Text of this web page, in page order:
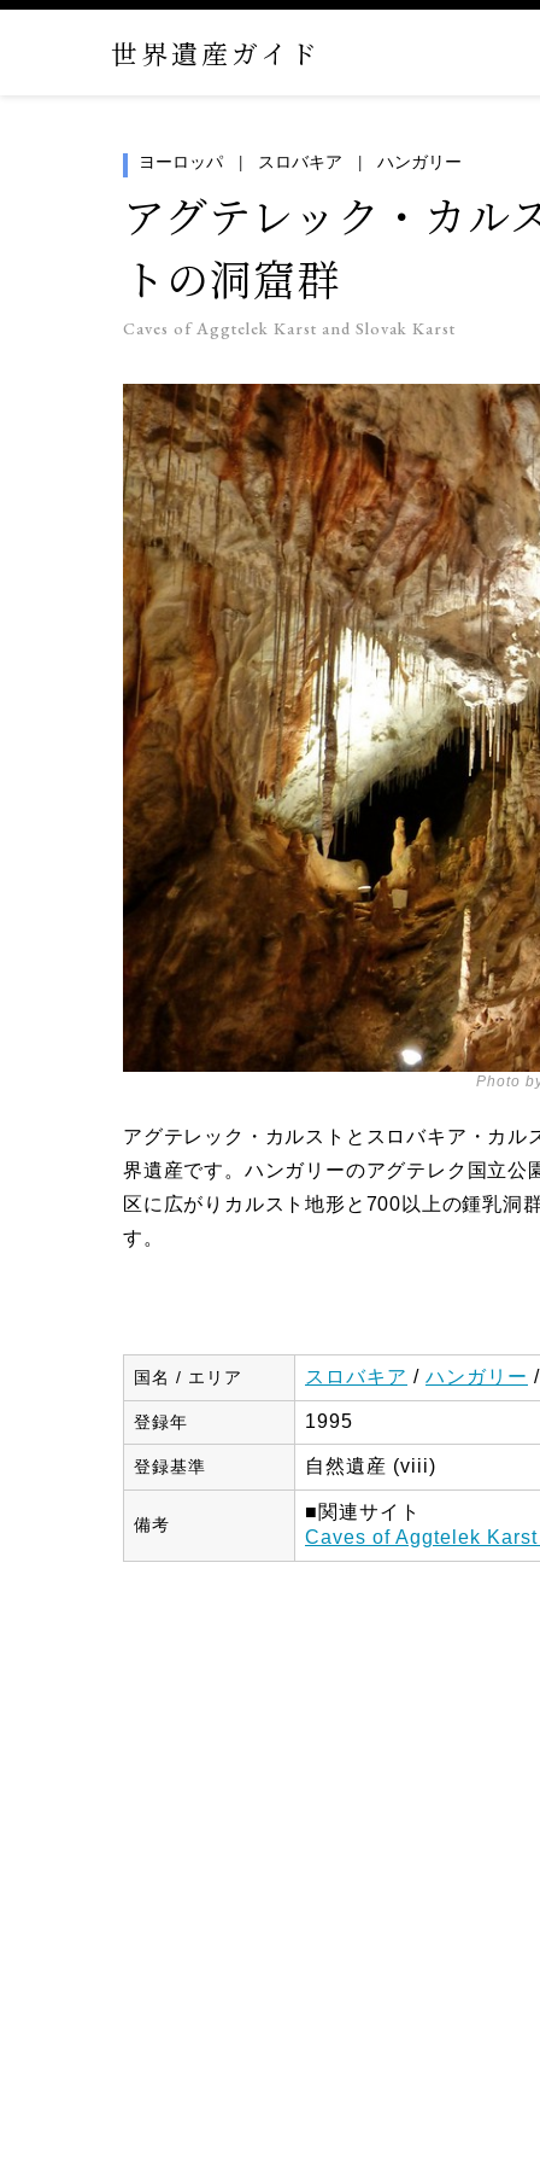
世界遺産ガイド
ヨーロッパ スロバキア ハンガリー
アグテレック・カル
トの洞窟群
Caves of Aggtelek Karst and Slovak Karst
Photo
アグテレック・カルストとスロバキア・カ
界遺産です。ハンガリーのアグテレク国立
区に広がりカルスト地形と700以上の鍾乳洞
す。
国名 / エリア スロバキア / ハンガリー
登録年 1995
登録基準 自然遺産 (viii)
備考
■関連サイト
Caves of Aggtelek